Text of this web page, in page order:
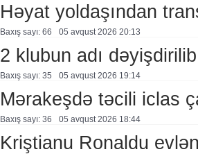
Həyat yoldaşından
Baxış sayı: 66 05 avqust 2026 20:13
2 klubun adı dəyişdirilib
Baxış sayı: 35 05 avqust 2026 19:14
Mərakeşdə təcili iclas
Baxış sayı: 36 05 avqust 2026 18:44
Kriştianu Ronaldu